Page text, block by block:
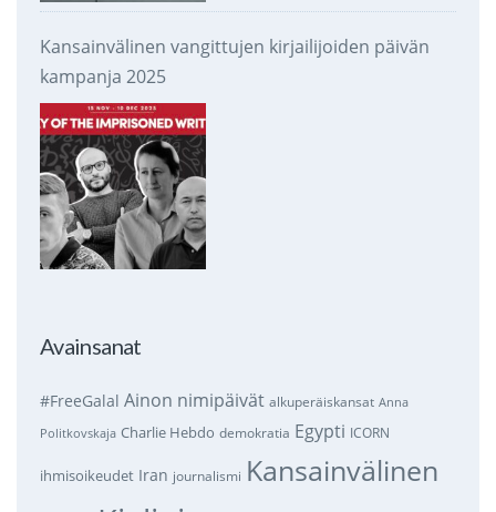
Kansainvälinen vangittujen kirjailijoiden päivän
kampanja 2025
Avainsanat
#FreeGalal Ainon nimipäivät alkuperäiskansat Anna
Politkovskaja Charlie Hebdo demokratia Egypti ICORN
ihmisoikeudet Iran journalismi Kansainvälinen